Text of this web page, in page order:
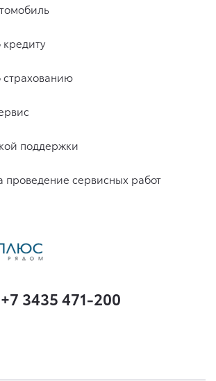
кредиту
страхованию
поддержки
проведение сервисных работ
+7 3435 471-200